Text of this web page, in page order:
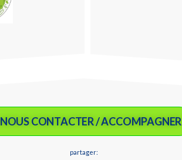
NOUS CONTACTER / ACCOMPAGNER
partager: